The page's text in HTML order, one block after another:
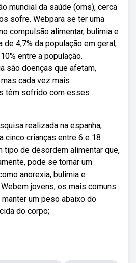
mundial da saúde (oms), cerca
sofre. Webpara se ter uma
compulsão alimentar, bulimia e
de 4,7% da população em geral,
entre a população.
são doenças que afetam,
cada vez mais
têm sofrido com esses
realizada na espanha,
cinco crianças entre 6 e 18
tipo de desordem alimentar que,
pode se tornar um
anorexia, bulimia e
jovens, os mais comuns
um peso abaixo do
do corpo;